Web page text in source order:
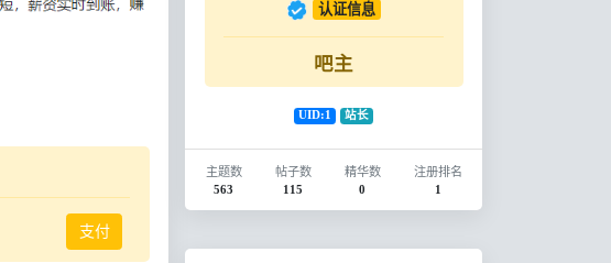
支付
认证信息
吧主
UID:1 站长
主题数
563
帖子数
115
精华数
0
注册排名
1